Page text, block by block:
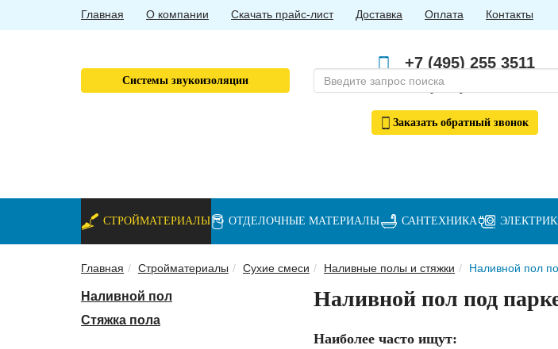
СТРОЙМАТЕРИАЛЫ ОТДЕЛОЧНЫЕ МАТЕРИАЛЫ САНТЕХНИКА
Главная О компании Скачать прайс-лист Доставка Оплата Контакты
+7 (495) 255 3511
+7 (985) 762 4123
Заказать обратный звонок
Системы звукоизоляции
Главная Стройматериалы Сухие смеси Наливные полы и стяжки Наливной пол
Наливной пол
Стяжка пола
Наливной пол под
Наиболее часто ищут: